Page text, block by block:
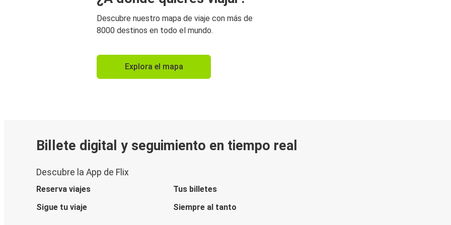
Descubre nuestro mapa de viaje con más de
8000 destinos en todo el mundo.
Explora el mapa
Billete digital y seguimiento en tiempo real
Descubre la App de Flix
Reserva viajes
Tus billetes
Sigue tu viaje
Siempre al tanto